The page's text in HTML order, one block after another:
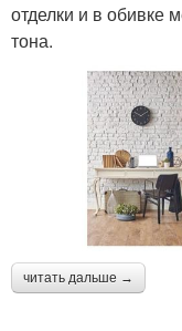
отделки и в обивке
тона.
читать дальше →